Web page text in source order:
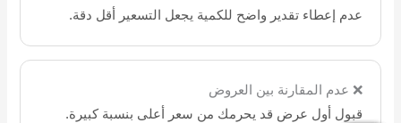
عدم إعطاء تقدير واضح للكمية يجعل التسعير أقل دقة.
❌ عدم المقارنة بين العروض
قبول أول عرض قد يحرمك من سعر أعلى بنسبة كبيرة.